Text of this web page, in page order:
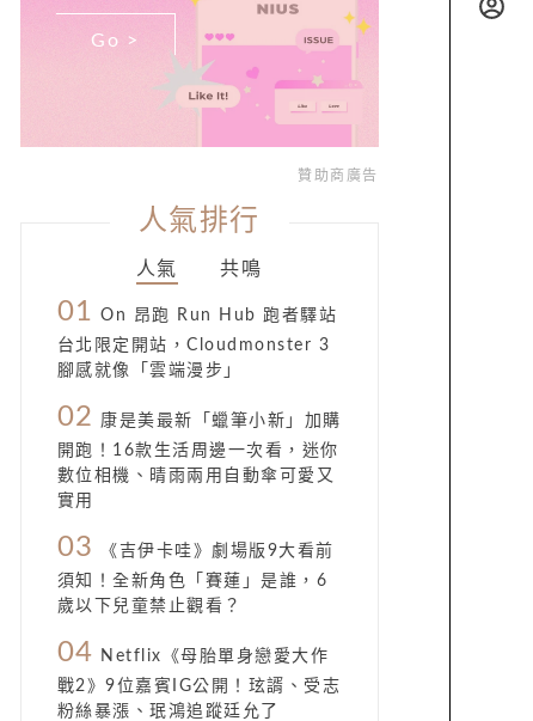
Go >
贊助商廣告
人氣排行
人氣 共鳴
01 On 昂跑 Run Hub 跑者驛站
台北限定開站，Cloudmonster 3
腳感就像「雲端漫步」
02
康是美最新「蠟筆小新」加購
開跑！16款生活周邊一次看，迷你
數位相機、晴雨兩用自動傘可愛又
實用
03
《吉伊卡哇》劇場版9大看前
須知！全新角色「賽蓮」是誰，6
歲以下兒童禁止觀看？
04
Netflix《母胎單身戀愛大作
戰2》9位嘉賓IG公開！玹諝、受志
粉絲暴漲、珉鴻追蹤廷允了